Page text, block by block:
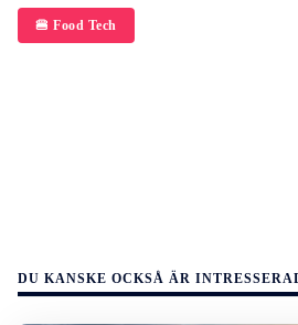
🍔 Food Tech
DU KANSKE OCKSÅ ÄR